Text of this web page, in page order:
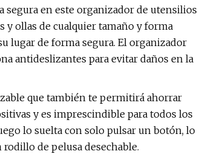
segura en este organizador de utensilios
y ollas de cualquier tamaño y forma
lugar de forma segura. El organizador
antideslizantes para evitar daños en la
que también te permitirá ahorrar
y es imprescindible para todos los
lo suelta con solo pulsar un botón, lo
de pelusa desechable.